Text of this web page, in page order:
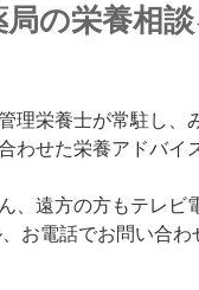
の栄養相
理栄養士が常駐し、
わせた栄養アドバイ
、遠方の方もテレビ
お電話でお問い合わ